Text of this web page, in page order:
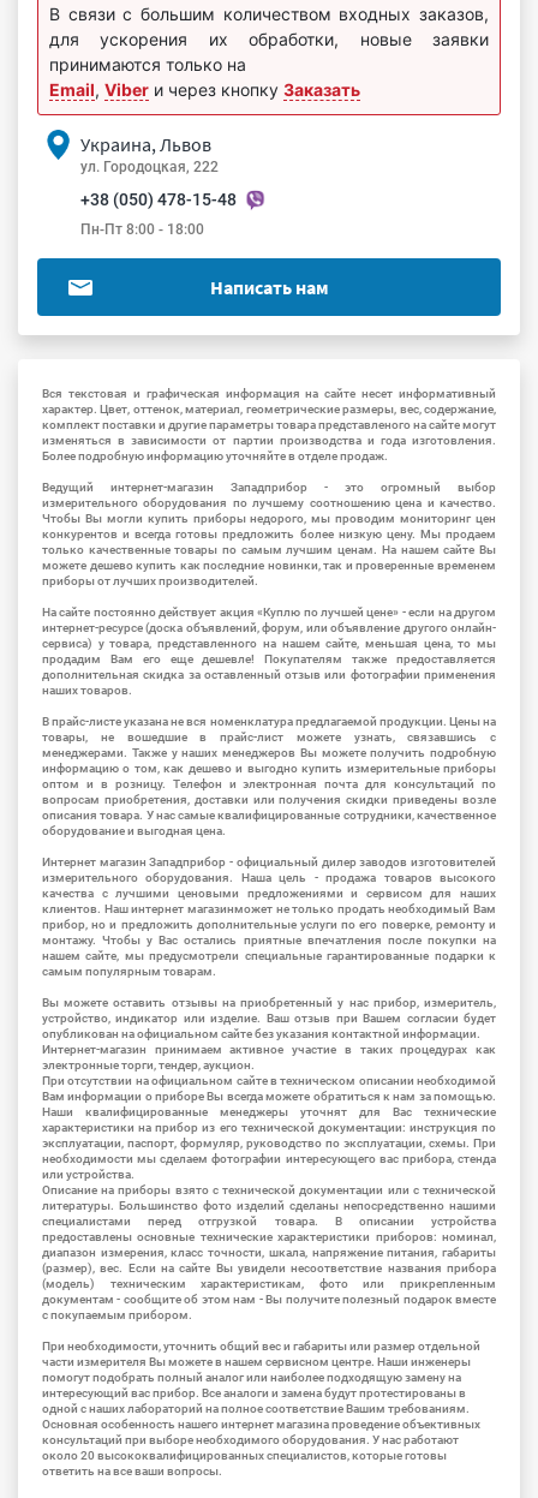
В связи с большим количеством входных заказов,
для ускорения их обработки, новые заявки
принимаются только на
Email, Viber и через кнопку Заказать
Украина, Львов
ул. Городоцкая, 222
+38 (050) 478-15-48
Пн-Пт 8:00 - 18:00
Написать нам
Вся текстовая и графическая информация на сайте несет информативный
характер. Цвет, оттенок, материал, геометрические размеры, вес, содержание,
комплект поставки и другие параметры товара представленого на сайте могут
изменяться в зависимости от партии производства и года изготовления.
Более подробную информацию уточняйте в отделе продаж.
Ведущий интернет-магазин Западприбор - это огромный выбор
измерительного оборудования по лучшему соотношению цена и качество.
Чтобы Вы могли купить приборы недорого, мы проводим мониторинг цен
конкурентов и всегда готовы предложить более низкую цену. Мы продаем
только качественные товары по самым лучшим ценам. На нашем сайте Вы
можете дешево купить как последние новинки, так и проверенные временем
приборы от лучших производителей.
На сайте постоянно действует акция «Куплю по лучшей цене» - если на другом
интернет-ресурсе (доска объявлений, форум, или объявление другого онлайн-
сервиса) у товара, представленного на нашем сайте, меньшая цена, то мы
продадим Вам его еще дешевле! Покупателям также предоставляется
дополнительная скидка за оставленный отзыв или фотографии применения
наших товаров.
В прайс-листе указана не вся номенклатура предлагаемой продукции. Цены на
товары, не вошедшие в прайс-лист можете узнать, связавшись с
менеджерами. Также у наших менеджеров Вы можете получить подробную
информацию о том, как дешево и выгодно купить измерительные приборы
оптом и в розницу. Телефон и электронная почта для консультаций по
вопросам приобретения, доставки или получения скидки приведены возле
описания товара. У нас самые квалифицированные сотрудники, качественное
оборудование и выгодная цена.
Интернет магазин Западприбор - официальный дилер заводов изготовителей
измерительного оборудования. Наша цель - продажа товаров высокого
качества с лучшими ценовыми предложениями и сервисом для наших
клиентов. Наш интернет магазинможет не только продать необходимый Вам
прибор, но и предложить дополнительные услуги по его поверке, ремонту и
монтажу. Чтобы у Вас остались приятные впечатления после покупки на
нашем сайте, мы предусмотрели специальные гарантированные подарки к
самым популярным товарам.
Вы можете оставить отзывы на приобретенный у нас прибор, измеритель,
устройство, индикатор или изделие. Ваш отзыв при Вашем согласии будет
опубликован на официальном сайте без указания контактной информации.
Интернет-магазин принимаем активное участие в таких процедурах как
электронные торги, тендер, аукцион.
При отсутствии на официальном сайте в техническом описании необходимой
Вам информации о приборе Вы всегда можете обратиться к нам за помощью.
Наши квалифицированные менеджеры уточнят для Вас технические
характеристики на прибор из его технической документации: инструкция по
эксплуатации, паспорт, формуляр, руководство по эксплуатации, схемы. При
необходимости мы сделаем фотографии интересующего вас прибора, стенда
или устройства.
Описание на приборы взято с технической документации или с технической
литературы. Большинство фото изделий сделаны непосредственно нашими
специалистами перед отгрузкой товара. В описании устройства
предоставлены основные технические характеристики приборов: номинал,
диапазон измерения, класс точности, шкала, напряжение питания, габариты
(размер), вес. Если на сайте Вы увидели несоответствие названия прибора
(модель) техническим характеристикам, фото или прикрепленным
документам - сообщите об этом нам - Вы получите полезный подарок вместе
с покупаемым прибором.
При необходимости, уточнить общий вес и габариты или размер отдельной
части измерителя Вы можете в нашем сервисном центре. Наши инженеры
помогут подобрать полный аналог или наиболее подходящую замену на
интересующий вас прибор. Все аналоги и замена будут протестированы в
одной с наших лабораторий на полное соответствие Вашим требованиям.
Основная особенность нашего интернет магазина проведение объективных
консультаций при выборе необходимого оборудования. У нас работают
около 20 высококвалифицированных специалистов, которые готовы
ответить на все ваши вопросы.